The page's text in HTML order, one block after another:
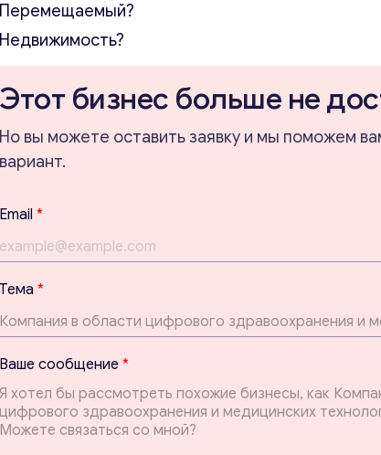
Перемещаемый?
Недвижимость?
Этот бизнес больше не
Но вы можете оставить заявку и мы поможем
вариант.
Email *
Тема *
E
m
a
i
l
Ваше сообщение *